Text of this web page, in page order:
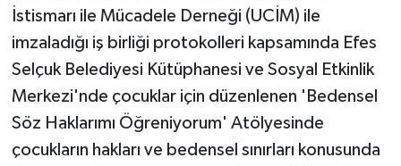
İstismarı ile Mücadele Derneği (UCİM) ile
imzaladığı iş birliği protokolleri kapsamında Efes
Selçuk Belediyesi Kütüphanesi ve Sosyal Etkinlik
Merkezi'nde çocuklar için düzenlenen 'Bedensel
Söz Haklarımı Öğreniyorum' Atölyesinde
çocukların hakları ve bedensel sınırları konusunda